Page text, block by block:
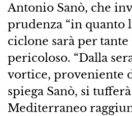
Antonio Sanò, che
prudenza “in quanto
ciclone sarà per
pericoloso. “Dalla
vortice, proveniente
spiega Sanò, si
Mediterraneo